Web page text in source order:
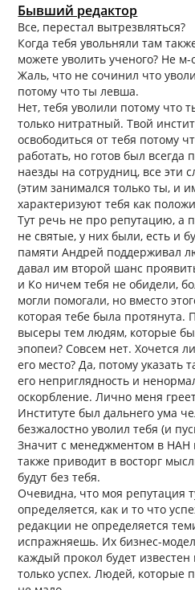
Бывший редактор
Все, перестал вытрезвляться?
Когда тебя увольняли там
можете уволить ученого? Не
Жаль, что не сочинил что
потому что ты левша.
Нет, тебя уволили потому что
только нитратный. Твой
освободиться от тебя потому
работать, но готов был всегда
наезды на сотрудниц, все эти
(этим занимался только ты, и
характеризуют тебя как
Тут речь не про репутацию,
не святые, у них были, есть и
памяти Андрей поддерживал
давал им второй шанс
и Ко ничем тебя не обидели,
могли помогали, но вместо
которая тебе была протянута.
высеры тем людям, которые
эпопеи? Совсем нет. Хочется
его место? Да, потому указать
его неприглядность и
оскорбление. Лично меня
Институте был дальнего ума
безжалостно уволил тебя (и
Значит с менеджментом в НАН
также приводит в восторг
будут без тебя.
Очевидна, что моя репутация
определяется, как и то что
редакции не определяется
испражняешь. Их бизнес-
каждый прокол будет
только успех. Людей, которые